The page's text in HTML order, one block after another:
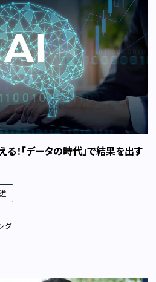
！「データの時代」で結果を出す
グ